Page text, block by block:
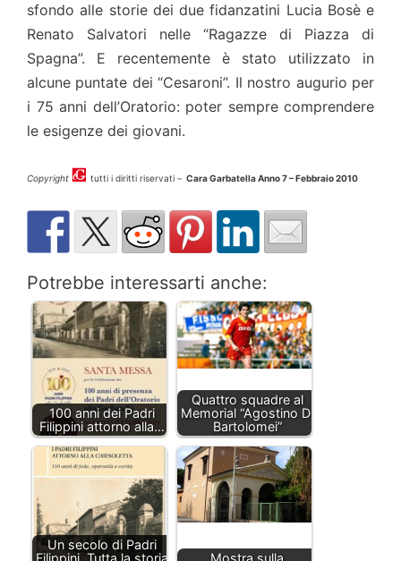
sfondo alle storie dei due fidanzatini Lucia Bosè e
Renato Salvatori nelle “Ragazze di Piazza di
Spagna”. E recentemente è stato utilizzato in
alcune puntate dei “Cesaroni”. Il nostro augurio per
i 75 anni dell’Oratorio: poter sempre comprendere
le esigenze dei giovani.
Copyright tutti i diritti riservati – Cara Garbatella Anno 7 – Febbraio 2010
Potrebbe interessarti anche:
100 anni dei Padri
Filippini attorno alla…
Quattro squadre al
Memorial “Agostino Di
Bartolomei”
Un secolo di Padri